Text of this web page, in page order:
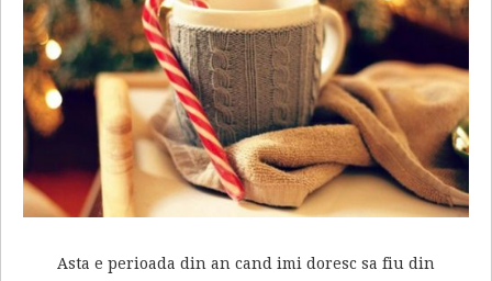
Asta e perioada din an cand imi doresc sa fiu din